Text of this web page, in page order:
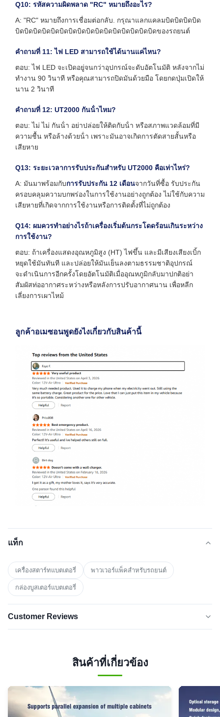
Q10: รหัสความผิดพลาด "RC" หมายถึงอะไร?
A: "RC" หมายถึงการเชื่อมต่อกลับ. กรุณาแลกแคลมบิดบิดบิดบิด
บิดบิดบิดบิดบิดบิดบิดบิดบิดบิดบิดบิดบิดบิดบิดบิดของรถยนต์
คําถามที่ 11: ไฟ LED สามารถใช้ได้นานแค่ไหน?
ตอบ: ไฟ LED จะเปิดอยู่จนกว่าอุปกรณ์จะดับอัตโนมัติ หลังจากไม่
ทํางาน 90 วินาที หรือคุณสามารถปิดมันด้วยมือ โดยกดปุ่มเปิดให้
นาน 2 วินาที
คําถามที่ 12: UT2000 กันน้ําไหม?
ตอบ: ไม่ ไม่ กันน้ํา อย่าปล่อยให้ติดกับน้ํา หรือสภาพแวดล้อมที่มี
ความชื้น หรือล้างด้วยน้ํา เพราะมันอาจเกิดการตัดสายสั้นหรือ
เสียหาย
Q13: ระยะเวลาการรับประกันสําหรับ UT2000 คือเท่าไหร่?
A: มันมาพร้อมกับการรับประกัน 12 เดือนจากวันที่ซื้อ รับประกัน
ครอบคลุมความบกพร่องในการใช้งานอย่างถูกต้อง ไม่ใช้กับความ
เสียหายที่เกิดจากการใช้งานหรือการติดตั้งที่ไม่ถูกต้อง
Q14: ผมควรทําอย่างไรถ้าเครื่องเริ่มต้นกระโดดร้อนเกินระหว่าง
การใช้งาน?
ตอบ: ถ้าเครื่องแสดงอุณหภูมิสูง (HT) ไฟขึ้น และมีเสียงเสียงเบิ้ก
หยุดใช้มันทันที และปล่อยให้มันเย็นลงตามธรรมชาติอุปกรณ์
จะดําเนินการอีกครั้งโดยอัตโนมัติเมื่ออุณหภูมิกลับมาปกติอย่า
สัมผัสท่ออากาศระหว่างหรือหลังการปรับอากาศนาน เพื่อหลีก
เลี่ยงการเผาไหม้
ลูกค้าอเมซอนพูดยังไงเกี่ยวกับสินค้านี้
แท็ก
เครื่องสตาร์ทแบตเตอรี่ พาวเวอร์แพ็คสำหรับรถยนต์
กล่องบูสเตอร์แบตเตอรี่
Customer Reviews
4 star
2 star
0
1 star
0
สินค้าที่เกี่ยวข้อง